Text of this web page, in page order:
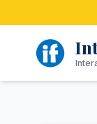
至